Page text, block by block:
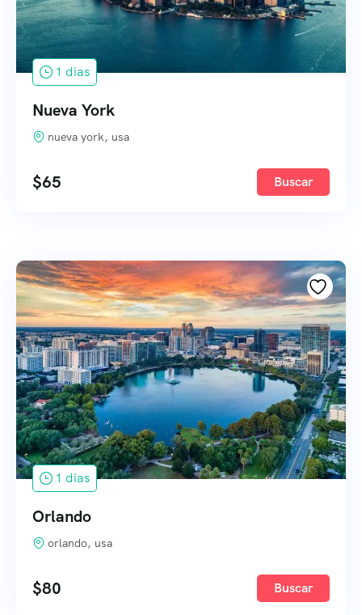
1 dias
Nueva York
nueva york, usa
$65 Buscar
1 dias
Orlando
orlando, usa
$80 Buscar